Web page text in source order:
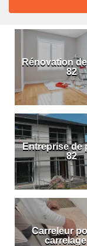
Rénovation
82
Entreprise de
82
Carreleur